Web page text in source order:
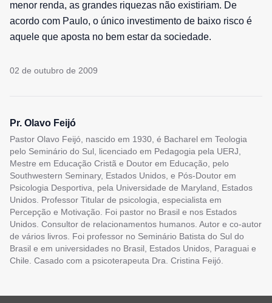
menor renda, as grandes riquezas não existiriam. De
acordo com Paulo, o único investimento de baixo risco é
aquele que aposta no bem estar da sociedade.
02 de outubro de 2009
Pr. Olavo Feijó
Pastor Olavo Feijó, nascido em 1930, é Bacharel em Teologia
pelo Seminário do Sul, licenciado em Pedagogia pela UERJ,
Mestre em Educação Cristã e Doutor em Educação, pelo
Southwestern Seminary, Estados Unidos, e Pós-Doutor em
Psicologia Desportiva, pela Universidade de Maryland, Estados
Unidos. Professor Titular de psicologia, especialista em
Percepção e Motivação. Foi pastor no Brasil e nos Estados
Unidos. Consultor de relacionamentos humanos. Autor e co-autor
de vários livros. Foi professor no Seminário Batista do Sul do
Brasil e em universidades no Brasil, Estados Unidos, Paraguai e
Chile. Casado com a psicoterapeuta Dra. Cristina Feijó.